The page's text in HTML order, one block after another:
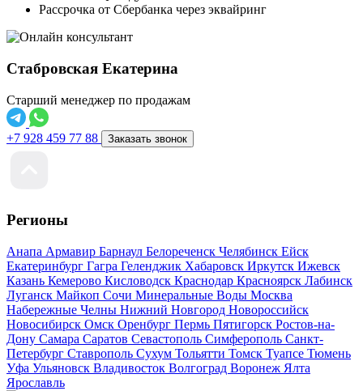
Рассрочка от Сбербанка через эквайринг
Стабровская Екатерина
Старший менеджер по продажам
+7 928 459 77 88 Заказать звонок
Регионы
Анапа Армавир Барнаул Белореченск Челябинск Ейск
Екатеринбург Гагра Геленджик Хабаровск Иркутск Ижевск
Казань Кемерово Кисловодск Краснодар Красноярск Лабинск
Луганск Майкоп Сочи Минеральные Воды Москва
Набережные Челны Нижний Новгород Новороссийск
Новосибирск Омск Оренбург Пермь Пятигорск Ростов-на-
Дону Самара Саратов Севастополь Симферополь Санкт-
Петербург Ставрополь Сухум Тольятти Томск Туапсе Тюмень
Уфа Ульяновск Владивосток Волгоград Воронеж Ялта
Ярославль